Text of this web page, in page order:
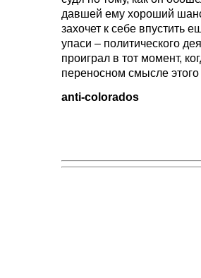
давшей ему хороший
захочет к себе впустить
упаси – политического
проиграл в тот момент,
переносном смысле
anti-colorados